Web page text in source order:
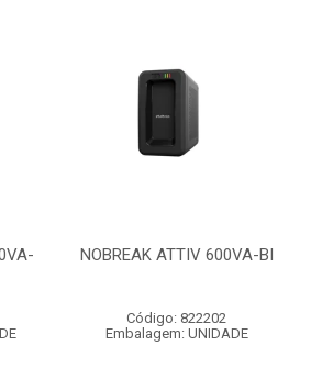
NOBREAK ATTIV 600VA-BI
Código: 822202
Embalagem: UNIDADE